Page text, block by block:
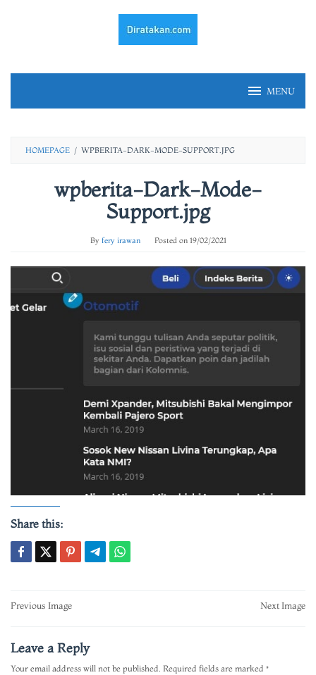
MENU
HOMEPAGE / WPBERITA-DARK-MODE-SUPPORT.JPG
wpberita-Dark-Mode-
Support.jpg
By fery irawan Posted on 19/02/2021
Share this:
Post
Previous Image Next Image
Leave a Reply
Your email address will not be published. Required fields are marked *